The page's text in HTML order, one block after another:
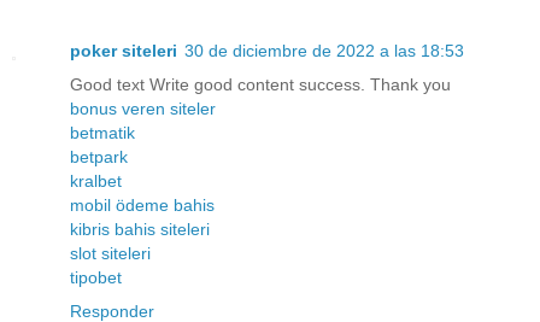
poker siteleri 30 de diciembre de 2022 a las 18:53
Good text Write good content success. Thank you
bonus veren siteler
betmatik
betpark
kralbet
mobil ödeme bahis
kibris bahis siteleri
slot siteleri
tipobet
Responder